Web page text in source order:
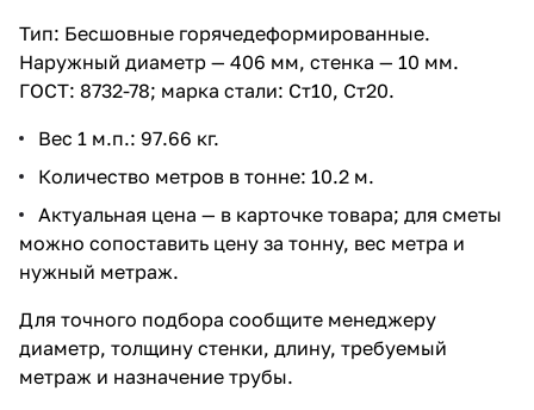
Тип: Бесшовные горячедеформированные.
Наружный диаметр — 406 мм, стенка — 10 мм.
ГОСТ: 8732-78; марка стали: Ст10, Ст20.
Вес 1 м.п.: 97.66 кг.
Количество метров в тонне: 10.2 м.
Актуальная цена — в карточке товара; для сметы
можно сопоставить цену за тонну, вес метра и
нужный метраж.
Для точного подбора сообщите менеджеру
диаметр, толщину стенки, длину, требуемый
метраж и назначение трубы.